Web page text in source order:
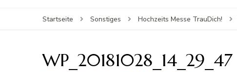
Startseite Sonstiges Hochzeits Messe TrauDich!
WP_20181028_14_29_47